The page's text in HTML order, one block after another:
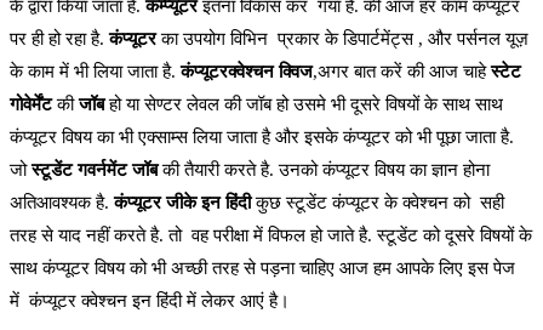
के द्वारा किया जाता है.कम्प्यूटरइतना विकास कर गया है. की आज हर काम कंप्यूटर
पर ही हो रहा है.कंप्यूटरका उपयोग विभिन प्रकार के डिपार्टमेंट्स , और पर्सनल यूज़
के काम में भी लिया जाता है.कंप्यूटरक्वेश्चन क्विज,अगर बात करें की आज चाहेस्टेट
गोवेर्मेंटकीजॉबहो या सेण्टर लेवल की जॉब हो उसमे भी दूसरे विषयों के साथ साथ
कंप्यूटर विषय का भी एक्साम्स लिया जाता है और इसके कंप्यूटर को भी पूछा जाता है.
जोस्टूडेंट गवर्नमेंट जॉबकी तैयारी करते है. उनको कंप्यूटर विषय का ज्ञान होना
अतिआवश्यक है. कंप्यूटर जीके इन हिंदीकुछ स्टूडेंट कंप्यूटर के क्वेश्चन को सही
तरह से याद नहीं करते है. तो वह परीक्षा में विफल हो जाते है. स्टूडेंट को दूसरे विषयों के
साथ कंप्यूटर विषय को भी अच्छी तरह से पड़ना चाहिए आज हम आपके लिए इस पेज
में कंप्यूटर क्वेश्चन इन हिंदी में लेकर आएं है।